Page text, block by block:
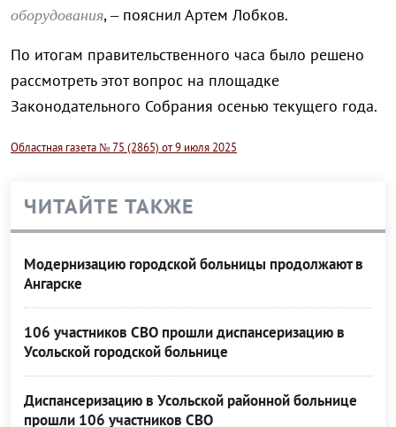
оборудования, – пояснил Артем Лобков.
По итогам правительственного часа было решено
рассмотреть этот вопрос на площадке
Законодательного Собрания осенью текущего года.
Областная газета № 75 (2865) от 9 июля 2025
ЧИТАЙТЕ ТАКЖЕ
Модернизацию городской больницы продолжают в
Ангарске
106 участников СВО прошли диспансеризацию в
Усольской городской больнице
Диспансеризацию в Усольской районной больнице
прошли 106 участников СВО